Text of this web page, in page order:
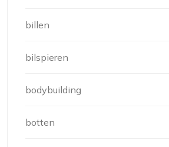
billen
bilspieren
bodybuilding
botten